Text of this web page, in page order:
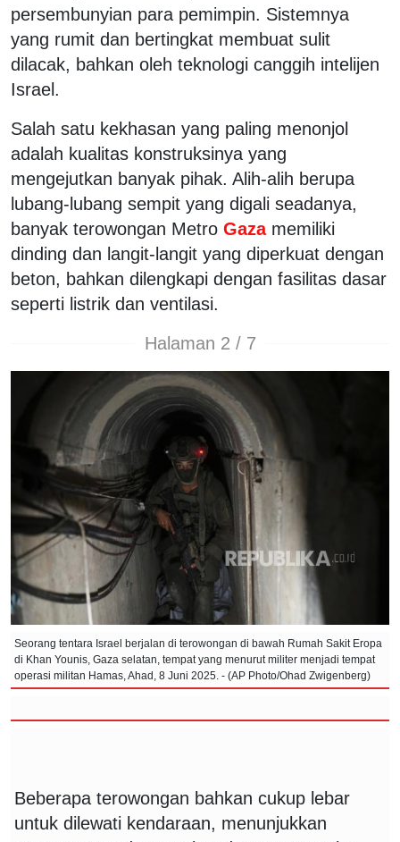
persembunyian para pemimpin. Sistemnya
yang rumit dan bertingkat membuat sulit
dilacak, bahkan oleh teknologi canggih intelijen
Israel.
Salah satu kekhasan yang paling menonjol
adalah kualitas konstruksinya yang
mengejutkan banyak pihak. Alih-alih berupa
lubang-lubang sempit yang digali seadanya,
banyak terowongan Metro Gaza memiliki
dinding dan langit-langit yang diperkuat dengan
beton, bahkan dilengkapi dengan fasilitas dasar
seperti listrik dan ventilasi.
Halaman 2 / 7
Seorang tentara Israel berjalan di terowongan di bawah Rumah Sakit Eropa
di Khan Younis, Gaza selatan, tempat yang menurut militer menjadi tempat
operasi militan Hamas, Ahad, 8 Juni 2025. - (AP Photo/Ohad Zwigenberg)
Beberapa terowongan bahkan cukup lebar
untuk dilewati kendaraan, menunjukkan